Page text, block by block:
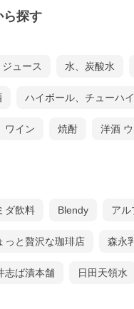
ら探す
ュース 水、炭酸水
ハイボール、チューハイ
ワイン 焼酎 洋酒
ダ飲料 Blendy アル
っと贅沢な珈琲店 森永
志ば漬本舗 日田天領水